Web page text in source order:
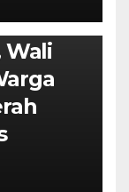
Wali